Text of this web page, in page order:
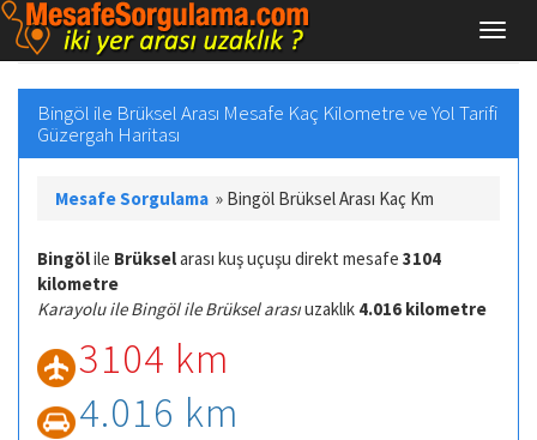
Bingöl ile Brüksel Arası Mesafe Kaç Kilometre ve Yol Tarifi
Güzergah Haritası
Mesafe Sorgulama » Bingöl Brüksel Arası Kaç Km
Bingölile Brükselarası kuş uçuşu direkt mesafe 3104
kilometre
Karayolu ile Bingöl ile Brüksel arasıuzaklık 4.016 kilometre
3104 km
4.016 km